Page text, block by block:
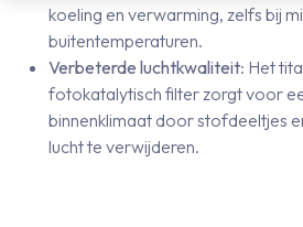
koeling en verwarming, zelfs bij
buitentemperaturen.
Verbeterde luchtkwaliteit: Het
fotokatalytisch filter zorgt voor
binnenklimaat door stofdeeltjes
lucht te verwijderen.